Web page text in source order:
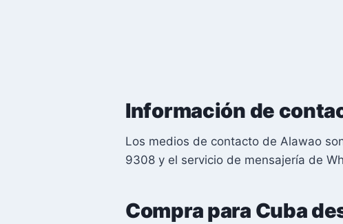
Información de
Los medios de contacto de Alawao
9308 y el servicio de mensajería de
Compra para Cuba